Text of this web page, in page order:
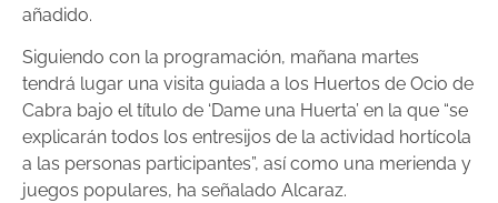
añadido.
Siguiendo con la programación, mañana martes
tendrá lugar una visita guiada a los Huertos de Ocio de
Cabra bajo el título de ‘Dame una Huerta’ en la que “se
explicarán todos los entresijos de la actividad hortícola
a las personas participantes”, así como una merienda y
juegos populares, ha señalado Alcaraz.